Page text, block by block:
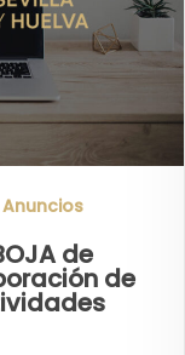
de
de